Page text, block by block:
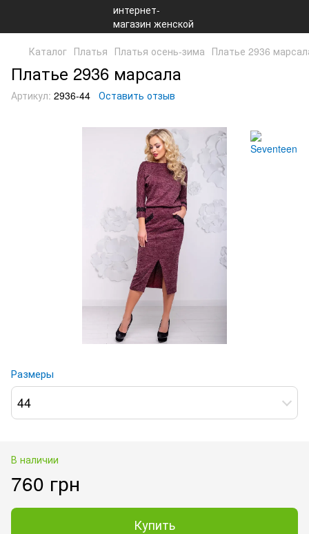
Каталог Платья Платья осень-зима Платье 2936
Платье 2936 марсала
Артикул: 2936-44 Оставить отзыв
Размеры
44
В наличии
760 грн
Купить